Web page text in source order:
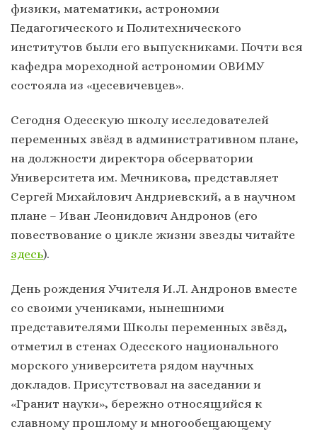
физики, математики, астрономии
Педагогического и Политехнического
институтов были его выпускниками. Почти вся
кафедра мореходной астрономии ОВИМУ
состояла из «цесевичевцев».
Сегодня Одесскую школу исследователей
переменных звёзд в административном плане,
на должности директора обсерватории
Университета им. Мечникова, представляет
Сергей Михайлович Андриевский, а в научном
плане – Иван Леонидович Андронов (его
повествование о цикле жизни звезды читайте
здесь).
День рождения Учителя И.Л. Андронов вместе
со своими учениками, нынешними
представителями Школы переменных звёзд,
отметил в стенах Одесского национального
морского университета рядом научных
докладов. Присутствовал на заседании и
«Гранит науки», бережно относящийся к
славному прошлому и многообещающему